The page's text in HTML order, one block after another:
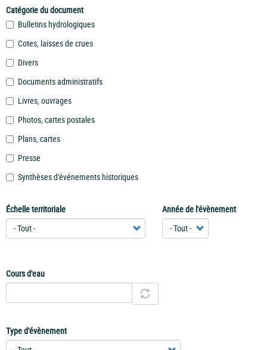
Catégorie du document
Bulletins hydrologiques
Cotes, laisses de crues
Divers
Documents administratifs
Livres, ouvrages
Photos, cartes postales
Plans, cartes
Presse
Synthèses d'événements historiques
Échelle territoriale Année de l'évènement
Cours d'eau
Type d'évènement